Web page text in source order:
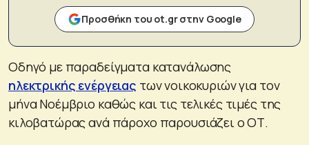
Προσθήκη του ot.gr στην Google
Οδηγό με παραδείγματα κατανάλωσης
ηλεκτρικής ενέργειας των νοικοκυριών για τον
μήνα Νοέμβριο καθώς και τις τελικές τιμές της
κιλοβατώρας ανά πάροχο παρουσιάζει ο ΟΤ.